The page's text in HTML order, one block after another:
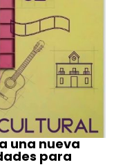
una nueva
para